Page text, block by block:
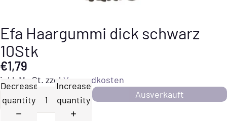
Efa Haargummi dick schwarz
10Stk
€1,79
inkl. MwSt. zzgl. Versandkosten
Decrease
quantity
Increase
quantity
Ausverkauft